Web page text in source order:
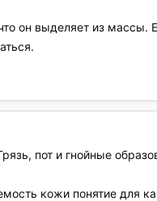
он выделяет из массы.
пот и гнойные
кожи понятие для